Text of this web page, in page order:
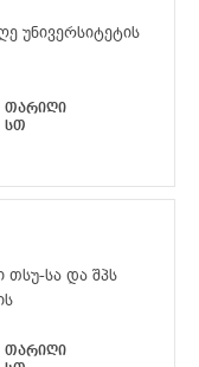
უნივერსიტეტის
თარიღი
სთ
სა და შპს
თარიღი